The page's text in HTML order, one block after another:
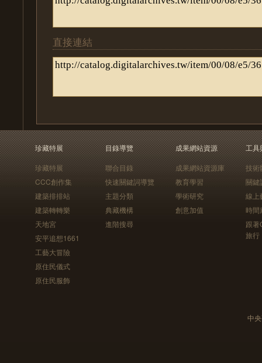
直接連結
珍藏特展
珍藏特展
CCC創作集
建築排排站
建築轉轉樂
天地宮
安平追想1661
工藝大冒險
原住民儀式
原住民服飾
目錄導覽
聯合目錄
快速關鍵詞導覽
主題分類
典藏機構
進階搜尋
成果網站資源
成果網站資源庫
教育學習
學術研究
創意加值
工具
技術
關鍵
線上
時間
跟
旅行
中